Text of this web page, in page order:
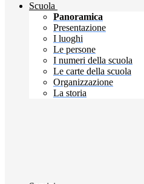
Scuola
Panoramica
Presentazione
I luoghi
Le persone
I numeri della scuola
Le carte della scuola
Organizzazione
La storia